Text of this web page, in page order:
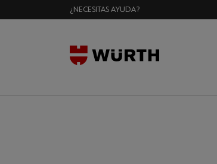
¿NECESITAS AYUDA?